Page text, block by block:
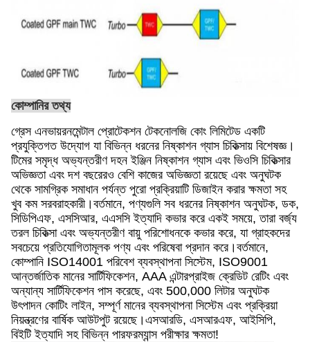
কোম্পানির তথ্য
গ্রেস এনভায়রনমেন্টাল প্রোটেকশন টেকনোলজি কোং লিমিটেড একটি
প্রযুক্তিগত উদ্যোগ যা বিভিন্ন ধরনের নিষ্কাশন গ্যাস চিকিত্সায় বিশেষজ্ঞ।
টিমের সমৃদ্ধ অভ্যন্তরীণ দহন ইঞ্জিন নিষ্কাশন গ্যাস এবং ভিওসি চিকিত্সার
অভিজ্ঞতা এবং দশ বছরেরও বেশি কাজের অভিজ্ঞতা রয়েছে এবং অনুঘটক
থেকে সামগ্রিক সমাধান পর্যন্ত পুরো প্রক্রিয়াটি ডিজাইন করার ক্ষমতা সহ
খুব কম সরবরাহকারী।বর্তমানে, পণ্যগুলি সব ধরনের নিষ্কাশন অনুঘটক, ডক,
সিডিপিএফ, এসসিআর, এএসসি ইত্যাদি কভার করে একই সময়ে, তারা বর্জ্য
তরল চিকিত্সা এবং অভ্যন্তরীণ বায়ু পরিশোধনকে কভার করে, যা গ্রাহকদের
সবচেয়ে প্রতিযোগিতামূলক পণ্য এবং পরিষেবা প্রদান করে।বর্তমানে,
কোম্পানি ISO14001 পরিবেশ ব্যবস্থাপনা সিস্টেম, ISO9001
আন্তর্জাতিক মানের সার্টিফিকেশন, AAA এন্টারপ্রাইজ ক্রেডিট রেটিং এবং
অন্যান্য সার্টিফিকেশন পাস করেছে, এবং 500,000 লিটার অনুঘটক
উৎপাদন কোটিং লাইন, সম্পূর্ণ মানের ব্যবস্থাপনা সিস্টেম এবং প্রক্রিয়া
নিয়ন্ত্রণের বার্ষিক আউটপুট রয়েছে।এসআরডি, এসআরএফ, আইসিপি,
বিইটি ইত্যাদি সহ বিভিন্ন পারফরম্যান্স পরীক্ষার ক্ষমতা!